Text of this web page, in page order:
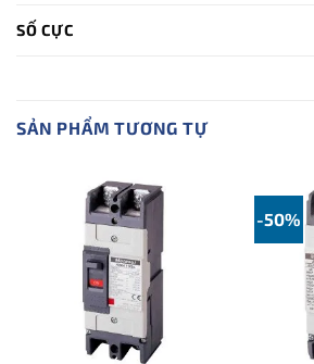
SỐ CỰC
SẢN PHẨM TƯƠNG TỰ
-50%